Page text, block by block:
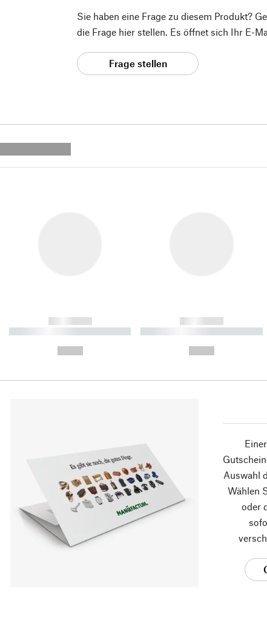
Sie haben eine Frage zu diesem Produkt?
die Frage hier stellen. Es öffnet sich Ihr E-
Frage stellen
------------
----------- ----------- ----------
------------
----------- ----------- ----------
Auswahl
Wählen
oder